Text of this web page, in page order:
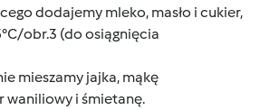
dodajemy mleko, masło i cukier,
obr.3 (do osiągnięcia
mieszamy jajka, mąkę
waniliowy i śmietanę.